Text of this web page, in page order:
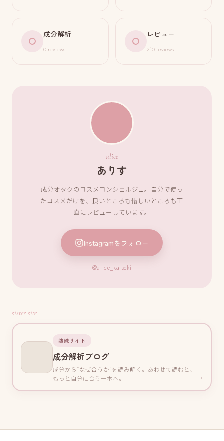
成分解析
0 reviews
レビュー
210 reviews
alice
ありす
成分オタクのコスメコンシェルジュ。自分で使っ
たコスメだけを、良いところも惜しいところも正
直にレビューしています。
Instagramをフォロー
@alice_kaiseki
sister site
姉妹サイト
成分解析ブログ
成分から“なぜ合うか”を読み解く。あわせて読むと、
もっと自分に合う一本へ。
→